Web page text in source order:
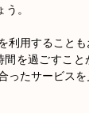
。
利用すること
を過ごすこと
ったサービス